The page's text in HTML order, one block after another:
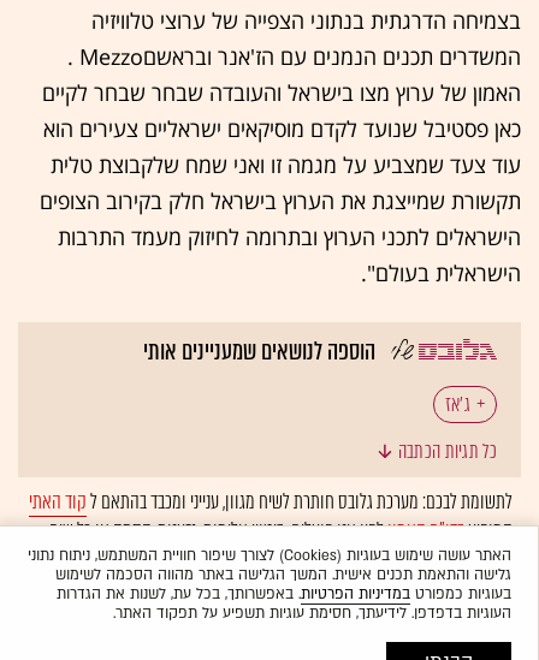
בצמיחה הדרגתית בנתוני הצפייה של ערוצי טלוויזיה
המשדרים תכנים הנמנים עם הז'אנר ובראשםMezzo .
האמון של ערוץ מצו בישראל והעובדה שבחר שבחר לקיים
כאן פסטיבל שנועד לקדם מוסיקאים ישראליים צעירים הוא
עוד צעד שמצביע על מגמה זו ואני שמח שלקבוצת טלית
תקשורת שמייצגת את הערוץ בישראל חלק בקירוב הצופים
הישראלים לתכני הערוץ ובתרומה לחיזוק מעמד התרבות
הישראלית בעולם".
הוספה לנושאים שמעניינים אותי
ג'אז
כל תגיות הכתבה
לתשומת לבכם: מערכת גלובס חותרת לשיח מגוון, ענייני ומכבד בהתאם לקוד האתי
המופיעבדו"ח האמוןלפיו אנו פועלים. ביטויי אלימות, גזענות, הסתה או כל שיח
בלתי הולם אחר מסוננים בצורהאוטומטיתולא יפורסמו באתר.
האתר עושה שימוש בעוגיות (Cookies) לצורך שיפור חוויית המשתמש, ניתוח נתוני
גלישה והתאמת תכנים אישית. המשך הגלישה באתר מהווה הסכמה לשימוש
בעוגיות כמפורטבמדיניות הפרטיות. באפשרותך, בכל עת, לשנות את הגדרות
העוגיות בדפדפן. לידיעתך, חסימת עוגיות תשפיע על תפקוד האתר.